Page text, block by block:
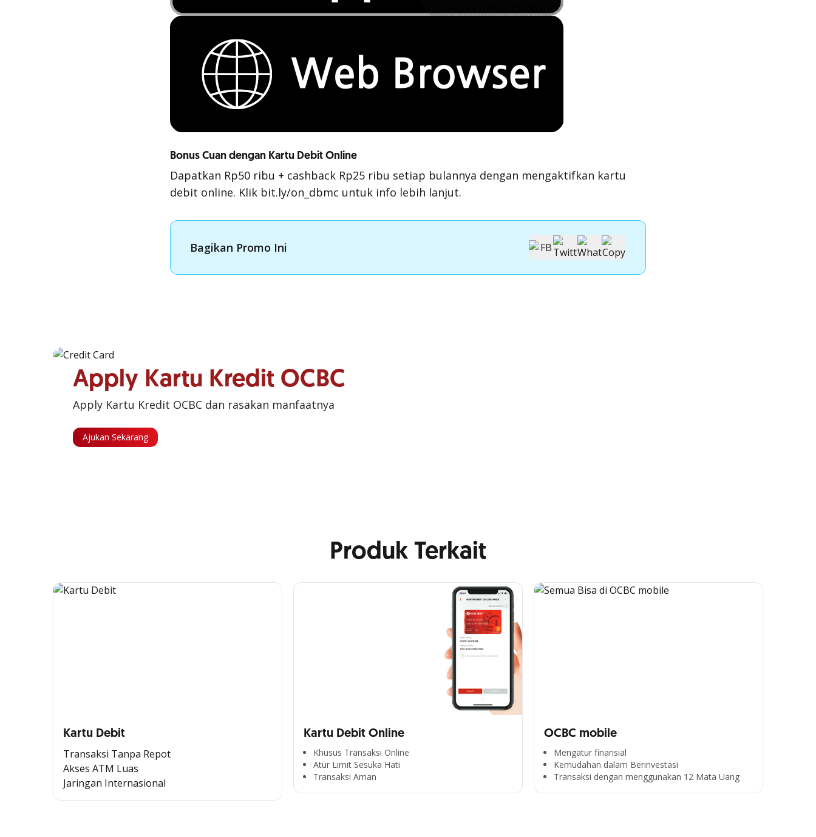
Bonus Cuan dengan Kartu Debit Online
Dapatkan Rp50 ribu + cashback Rp25 ribu setiap bulannya dengan mengaktifkan kartu
debit online. Klik bit.ly/on_dbmc untuk info lebih lanjut.
Bagikan Promo Ini
Apply Kartu Kredit OCBC
Apply Kartu Kredit OCBC dan rasakan manfaatnya
Ajukan Sekarang
Produk Terkait
Kartu Debit
Transaksi Tanpa Repot
Akses ATM Luas
Jaringan Internasional
Kartu Debit Online
Khusus Transaksi Online
Atur Limit Sesuka Hati
Transaksi Aman
OCBC mobile
Mengatur finansial
Kemudahan dalam Berinvestasi
Transaksi dengan menggunakan 12 Mata Uang